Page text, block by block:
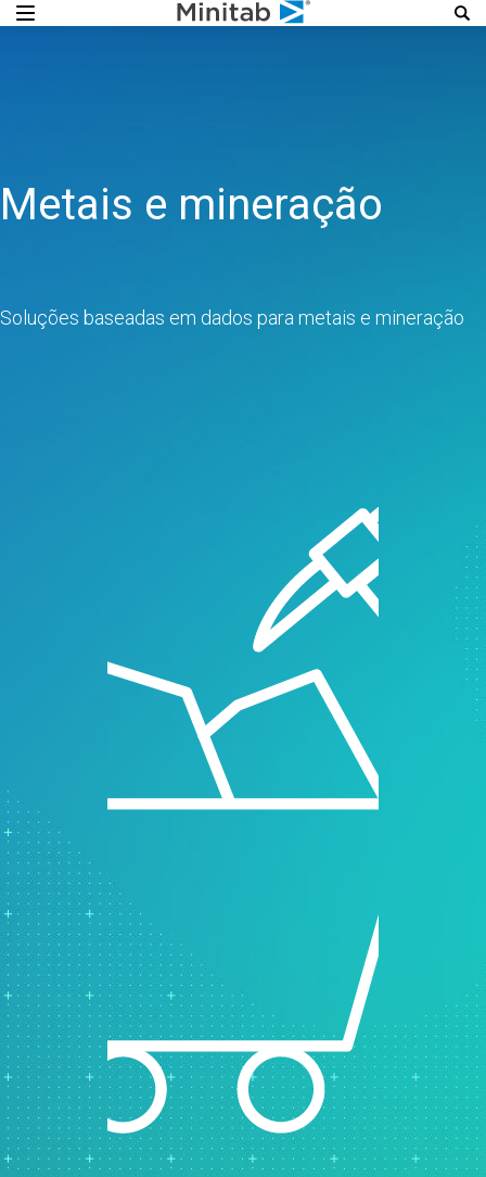
Metais e mineração
Soluções baseadas em dados para metais e mineração